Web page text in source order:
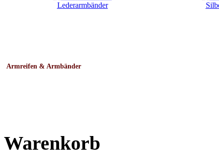
Lederarmbänder
Armreifen & Armbänder
Warenkorb